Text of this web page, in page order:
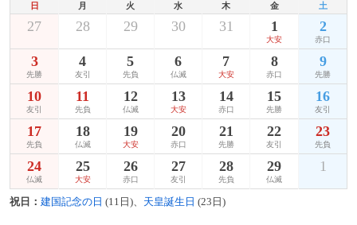
日 月 火 水 木 金 土
27 28 29 30 31 1
大安
2
赤口
3
先勝
4
友引
5
先負
6
仏滅
7
大安
8
赤口
9
先勝
10
友引
11
先負
12
仏滅
13
大安
14
赤口
15
先勝
16
友引
17
先負
18
仏滅
19
大安
20
赤口
21
先勝
22
友引
23
先負
24
仏滅
25
大安
26
赤口
27
友引
28
先負
29
仏滅
1
祝日： 建国記念の日 (11日)、 天皇誕生日 (23日)